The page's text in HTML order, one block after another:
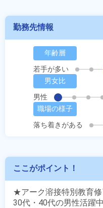
勤務先情報
年齢層
若手が多い
男女比
男性
職場の様子
落ち着きがある
ここがポイント！
★アーク溶接特別教育修
30代・40代の男性活躍中